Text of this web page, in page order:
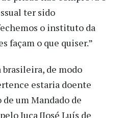
ter sido
o instituto da
façam o que quiser.”
brasileira, de modo
estaria doente
um Mandado de
Juca [José Luís de